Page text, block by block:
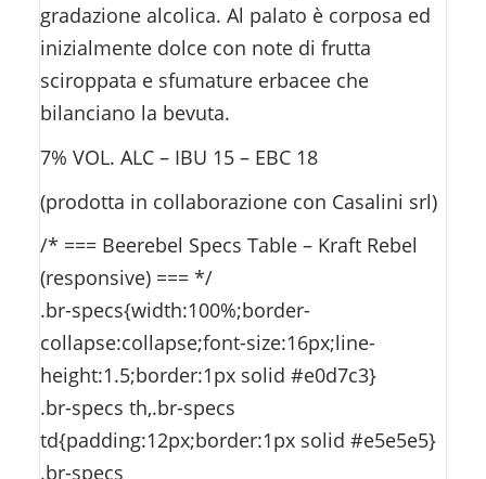
gradazione alcolica. Al palato è corposa ed
inizialmente dolce con note di frutta
sciroppata e sfumature erbacee che
bilanciano la bevuta.
7% VOL. ALC – IBU 15 – EBC 18
(prodotta in collaborazione con Casalini srl)
/* === Beerebel Specs Table – Kraft Rebel
(responsive) === */
.br-specs{width:100%;border-
collapse:collapse;font-size:16px;line-
height:1.5;border:1px solid #e0d7c3}
.br-specs th,.br-specs
td{padding:12px;border:1px solid #e5e5e5}
.br-specs